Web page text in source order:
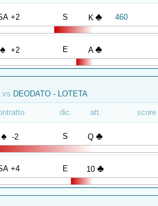
+2 S K ♣ 460
♠ +2 E A ♣
vs DEODATO - LOTETA
dic. att. score
♠ -2 S Q ♣
+4 E 10 ♣